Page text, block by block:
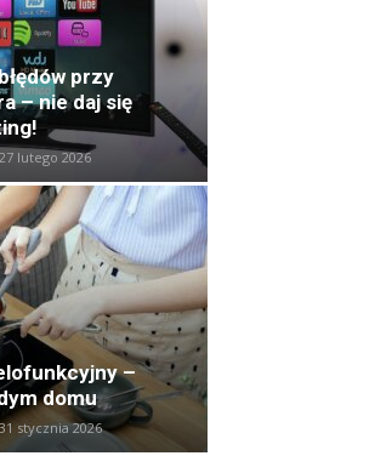
przy
– nie daj się
27 lutego 2026
–
domu
31 stycznia 2026